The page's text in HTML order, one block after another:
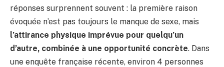
réponses surprennent souvent : la première raison
évoquée n’est pas toujours le manque de sexe, mais
l’attirance physique imprévue pour quelqu’un
d’autre, combinée à une opportunité concrète. Dans
une enquête française récente, environ 4 personnes